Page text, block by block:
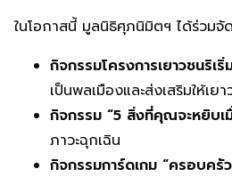
ในโอกาสนี้ มูลนิธิศุภนิมิตฯ ได้ร่วมจั
กิจกรรมโครงการเยาวชนริเ
เป็นพลเมืองและส่งเสริมให้เ
กิจกรรม “5 สิ่งที่คุณจะหยิบเ
ภาวะฉุกเฉิน
กิจกรรมการ์ดเกม “ครอบครั